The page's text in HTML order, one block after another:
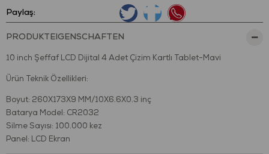
Paylaş:
PRODUKTEIGENSCHAFTEN
10 inch Şeffaf LCD Dijital 4 Adet Çizim Kartlı Tablet-Mavi
Ürün Teknik Özellikleri:
Boyut: 260X173X9 MM/10X6.6X0.3 inç
Batarya Model: CR2032
Silme Sayısı: 100.000 kez
Panel: LCD Ekran